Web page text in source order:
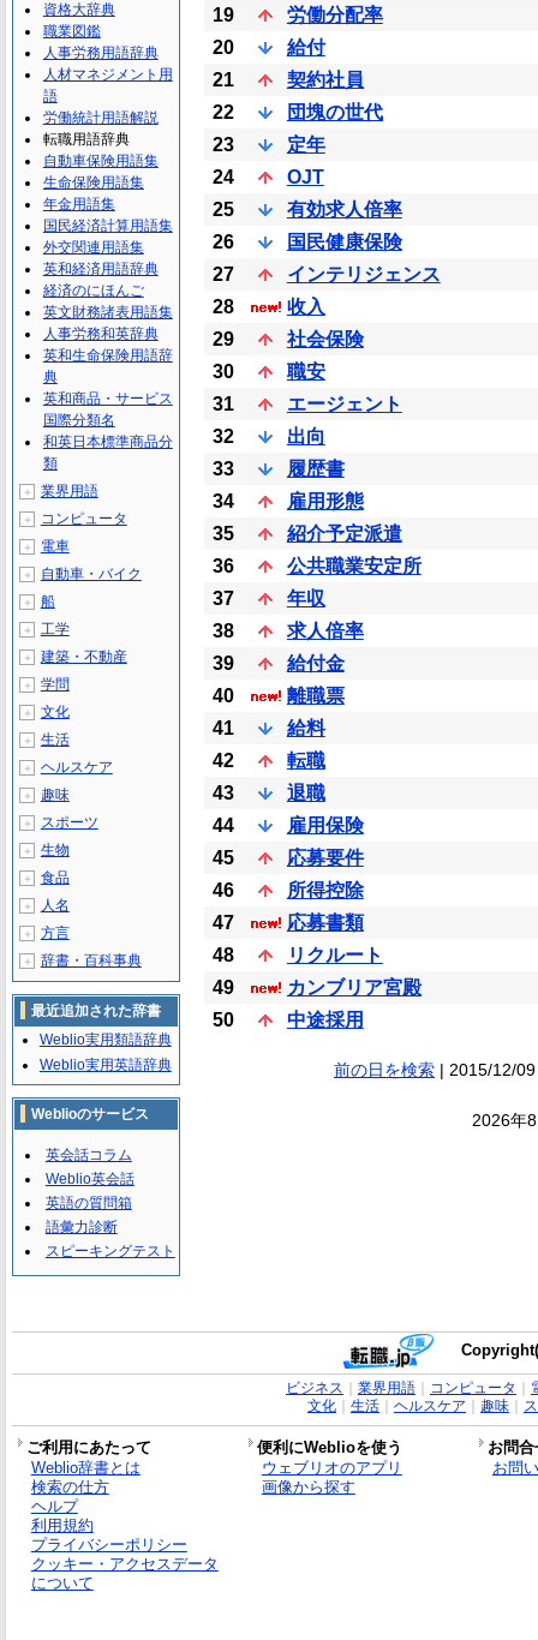
19
労働分配率
20
給付
21
契約社員
22
団塊の世代
23
定年
24
OJT
25
有効求人倍率
26
国民健康保険
27
インテリジェンス
28
收入
29
社会保険
30
職安
31
エージェント
32
出向
33
履歴書
34
雇用形態
35
紹介予定派遣
36
公共職業安定所
37
年収
38
求人倍率
39
給付金
40
離職票
41
給料
42
転職
43
退職
44
雇用保険
45
応募要件
46
所得控除
47
応募書類
48
リクルート
49
カンブリア宮殿
50
中途採用
前の日を検索| 2015/12/
2026年
資格大辞典
職業図鑑
人事労務用語辞典
人材マネジメント用
語
労働統計用語解説
転職用語辞典
自動車保険用語集
生命保険用語集
年金用語集
国民経済計算用語集
外交関連用語集
英和経済用語辞典
経済のにほんご
英文財務諸表用語集
人事労務和英辞典
英和生命保険用語辞
典
英和商品・サービス
国際分類名
和英日本標準商品分
類
＋ 業界用語
＋ コンピュータ
＋ 電車
＋ 自動車・バイク
＋ 船
＋ 工学
＋ 建築・不動産
＋ 学問
＋ 文化
＋ 生活
＋ ヘルスケア
＋ 趣味
＋ スポーツ
＋ 生物
＋ 食品
＋ 人名
＋ 方言
＋ 辞書・百科事典
最近追加された辞書
Weblio実用類語辞典
Weblio実用英語辞典
Weblioのサービス
英会話コラム
Weblio英会話
英語の質問箱
語彙力診断
スピーキングテスト
ビジネス 業界用語｜ コンピュータ
文化｜ 生活｜ ヘルスケア 趣味｜
ご利用にあたって 便利にWeblioを使う
お問
Weblio辞書とは
検索の仕方
ヘルプ
利用規約
プライバシーポリシー
クッキー・アクセスデータ
について
ウェブリオのアプリ
画像から探す
お問